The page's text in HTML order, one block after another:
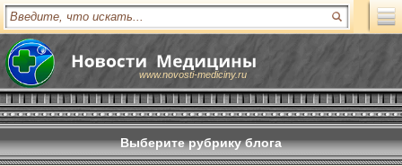
www.novosti-mediciny.ru
Выберите рубрику блога